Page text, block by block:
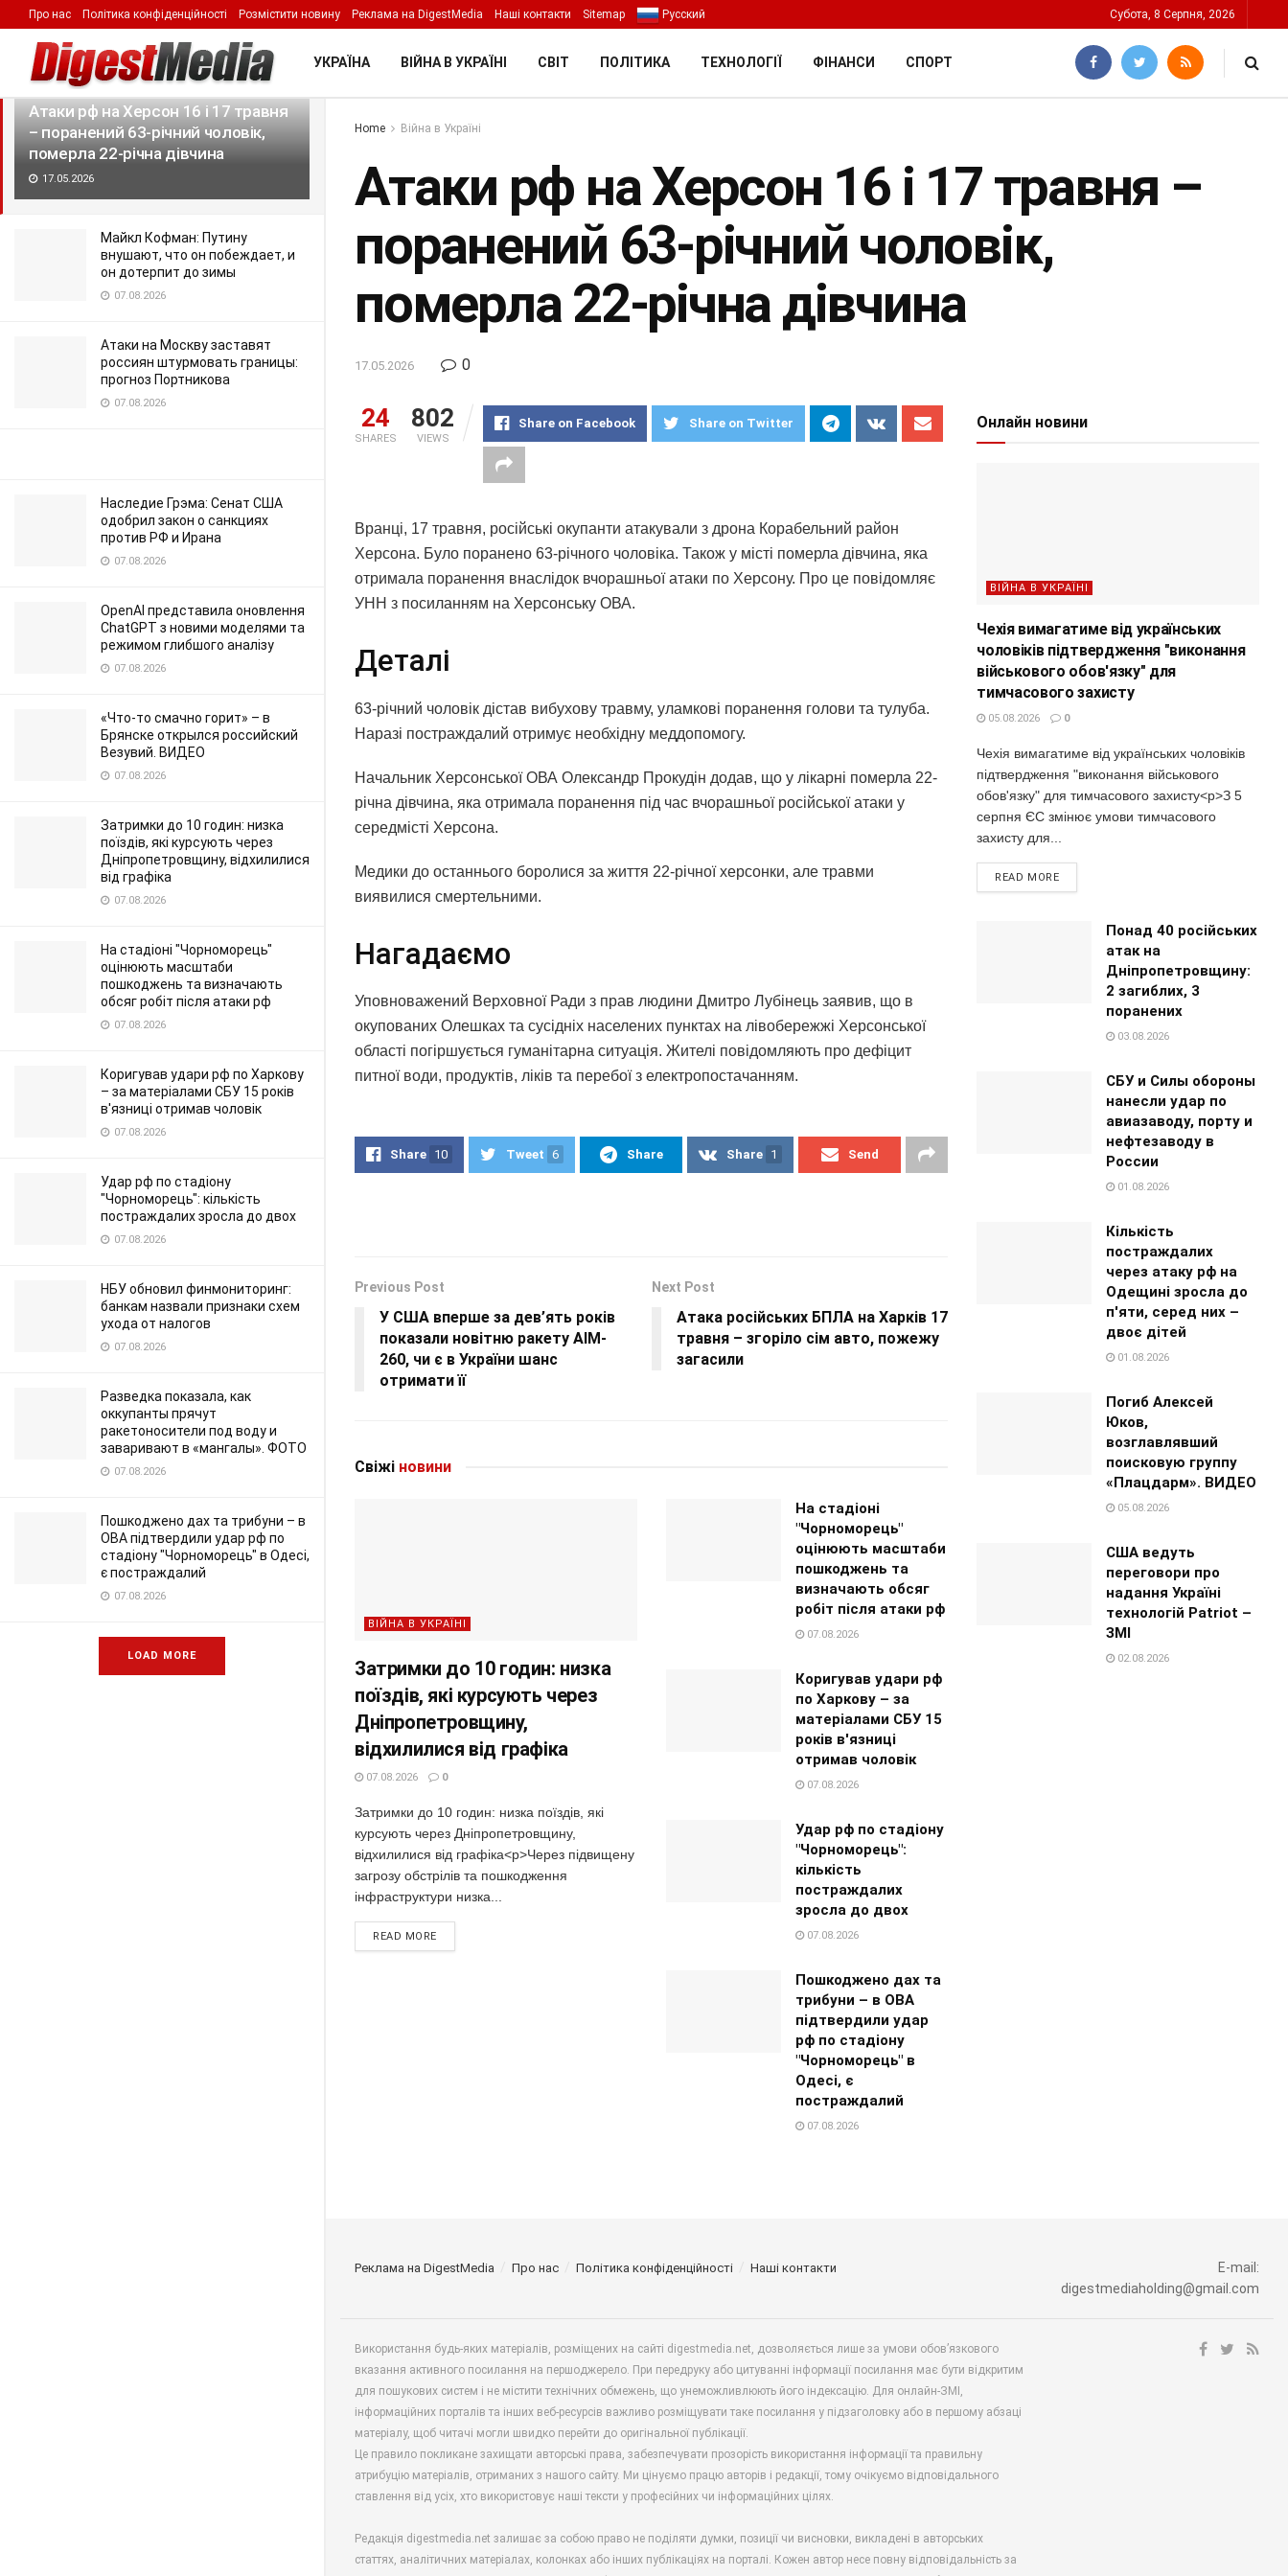
LATEST TRENDING Filter
Атаки рф на Херсон 16 і 17 травня
– поранений 63-річний чоловік,
померла 22-річна дівчина
17.05.2026
Майкл Кофман: Путину
внушают, что он побеждает, и
он дотерпит до зимы
07.08.2026
Атаки на Москву заставят
россиян штурмовать границы:
прогноз Портникова
07.08.2026
Наследие Грэма: Сенат США
одобрил закон о санкциях
против РФ и Ирана
07.08.2026
OpenAI представила оновлення
ChatGPT з новими моделями та
режимом глибшого аналізу
07.08.2026
«Что-то смачно горит» – в
Брянске открылся российский
Везувий. ВИДЕО
07.08.2026
Затримки до 10 годин: низка
поїздів, які курсують через
Дніпропетровщину, відхилилися
від графіка
07.08.2026
На стадіоні "Чорноморець"
оцінюють масштаби
пошкоджень та визначають
обсяг робіт після атаки рф
07.08.2026
Коригував удари рф по Харкову
– за матеріалами СБУ 15 років
в'язниці отримав чоловік
07.08.2026
Удар рф по стадіону
"Чорноморець": кількість
постраждалих зросла до двох
07.08.2026
НБУ обновил финмониторинг:
банкам назвали признаки схем
ухода от налогов
07.08.2026
Разведка показала, как
оккупанты прячут
ракетоносители под воду и
заваривают в «мангалы». ФОТО
07.08.2026
Пошкоджено дах та трибуни – в
ОВА підтвердили удар рф по
стадіону "Чорноморець" в Одесі,
є постраждалий
07.08.2026
LOAD MORE
Про нас Політика конфіденційності Розмістити новину Реклама на DigestMedia Наші контакти Sitemap Русский Субота, 8 Серпня, 2026
УКРАЇНА ВІЙНА В УКРАЇНІ СВІТ ПОЛІТИКА ТЕХНОЛОГІЇ ФІНАНСИ СПОРТ
Home Війна в Україні
Атаки рф на Херсон 16 і 17 травня –
поранений 63-річний чоловік,
померла 22-річна дівчина
17.05.2026 0
24
SHARES
802
VIEWS
Share on Facebook Share on Twitter
Вранці, 17 травня, російські окупанти атакували з дрона Корабельний район
Херсона. Було поранено 63-річного чоловіка. Також у місті померла дівчина, яка
отримала поранення внаслідок вчорашньої атаки по Херсону. Про це повідомляє
УНН з посиланням на Херсонську ОВА.
Деталі
63-річний чоловік дістав вибухову травму, уламкові поранення голови та тулуба.
Наразі постраждалий отримує необхідну меддопомогу.
Начальник Херсонської ОВА Олександр Прокудін додав, що у лікарні померла 22-
річна дівчина, яка отримала поранення під час вчорашньої російської атаки у
середмісті Херсона.
Медики до останнього боролися за життя 22-річної херсонки, але травми
виявилися смертельними.
Нагадаємо
Уповноважений Верховної Ради з прав людини Дмитро Лубінець заявив, що в
окупованих Олешках та сусідніх населених пунктах на лівобережжі Херсонської
області погіршується гуманітарна ситуація. Жителі повідомляють про дефіцит
питної води, продуктів, ліків та перебої з електропостачанням.
Share 10 Tweet 6 Share Share 1 Send
Previous Post
У США вперше за дев’ять років
показали новітню ракету AIM-
260, чи є в України шанс
отримати її
Next Post
Атака російських БПЛА на Харків 17
травня – згоріло сім авто, пожежу
загасили
Свіжі новини
ВІЙНА В УКРАЇНІ
Затримки до 10 годин: низка
поїздів, які курсують через
Дніпропетровщину,
відхилилися від графіка
07.08.2026 0
Затримки до 10 годин: низка поїздів, які
курсують через Дніпропетровщину,
відхилилися від графіка<p>Через підвищену
загрозу обстрілів та пошкодження
інфраструктури низка...
READ MORE
На стадіоні
"Чорноморець"
оцінюють масштаби
пошкоджень та
визначають обсяг
робіт після атаки рф
07.08.2026
Коригував удари рф
по Харкову – за
матеріалами СБУ 15
років в'язниці
отримав чоловік
07.08.2026
Удар рф по стадіону
"Чорноморець":
кількість
постраждалих
зросла до двох
07.08.2026
Пошкоджено дах та
трибуни – в ОВА
підтвердили удар
рф по стадіону
"Чорноморець" в
Одесі, є
постраждалий
07.08.2026
Онлайн новини
ВІЙНА В УКРАЇНІ
Чехія вимагатиме від українських
чоловіків підтвердження "виконання
військового обов'язку" для
тимчасового захисту
05.08.2026 0
Чехія вимагатиме від українських чоловіків
підтвердження "виконання військового
обов'язку" для тимчасового захисту<p>З 5
серпня ЄС змінює умови тимчасового
захисту для...
READ MORE
Понад 40 російських
атак на
Дніпропетровщину:
2 загиблих, 3
поранених
03.08.2026
СБУ и Силы обороны
нанесли удар по
авиазаводу, порту и
нефтезаводу в
России
01.08.2026
Кількість
постраждалих
через атаку рф на
Одещині зросла до
п'яти, серед них –
двоє дітей
01.08.2026
Погиб Алексей
Юков,
возглавлявший
поисковую группу
«Плацдарм». ВИДЕО
05.08.2026
США ведуть
переговори про
надання Україні
технологій Patriot –
ЗМІ
02.08.2026
Реклама на DigestMedia Про нас Політика конфіденційності Наші контакти
E-mail:
digestmediaholding@gmail.com
Використання будь-яких матеріалів, розміщених на сайті digestmedia.net, дозволяється лише за умови обов’язкового
вказання активного посилання на першоджерело. При передруку або цитуванні інформації посилання має бути відкритим
для пошукових систем і не містити технічних обмежень, що унеможливлюють його індексацію. Для онлайн-ЗМІ,
інформаційних порталів та інших веб-ресурсів важливо розміщувати таке посилання у підзаголовку або в першому абзаці
матеріалу, щоб читачі могли швидко перейти до оригінальної публікації.
Це правило покликане захищати авторські права, забезпечувати прозорість використання інформації та правильну
атрибуцію матеріалів, отриманих з нашого сайту. Ми цінуємо працю авторів і редакції, тому очікуємо відповідального
ставлення від усіх, хто використовує наші тексти у професійних чи інформаційних цілях.
Редакція digestmedia.net залишає за собою право не поділяти думки, позиції чи висновки, викладені в авторських
статтях, аналітичних матеріалах, колонках або інших публікаціях на порталі. Кожен автор несе повну відповідальність за